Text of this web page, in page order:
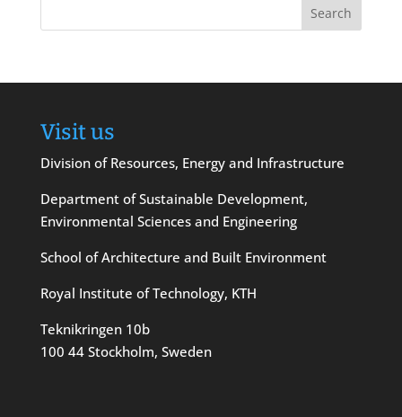
Visit us
Division of Resources, Energy and Infrastructure
Department of Sustainable Development,
Environmental Sciences and Engineering
School of Architecture and Built Environment
Royal Institute of Technology, KTH
Teknikringen 10b
100 44 Stockholm, Sweden